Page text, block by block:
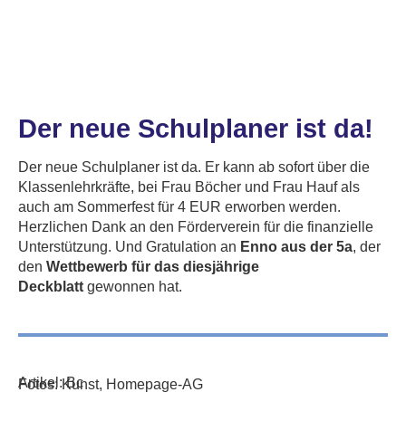
Der neue Schulplaner ist da!
Der neue Schulplaner ist da. Er kann ab sofort über die
Klassenlehrkräfte, bei Frau Böcher und Frau Hauf als
auch am Sommerfest für 4 EUR erworben werden.
Herzlichen Dank an den Förderverein für die finanzielle
Unterstützung. Und Gratulation an Enno aus der 5a, der
den Wettbewerb für das diesjährige
Deckblatt gewonnen hat.
Artikel: Bc
Fotos: Kunst, Homepage-AG